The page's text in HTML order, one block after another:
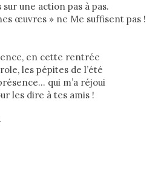
sur une action pas à pas.
œuvres » ne Me suffisent pas !
en cette rentrée
les pépites de l’été
qui m’a réjoui
les dire à tes amis !